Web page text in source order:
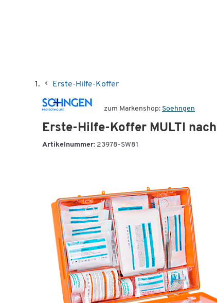
Erste-Hilfe-Koffer
zum Markenshop: Soehngen
Erste-Hilfe-Koffer MULTI nach
Artikelnummer: 23978-SW81